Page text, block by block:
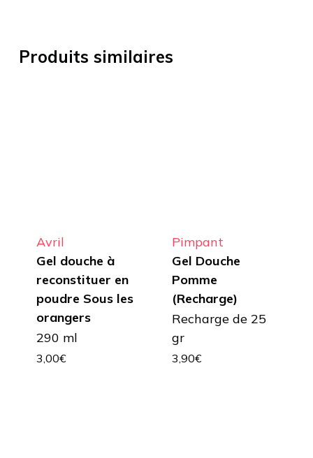
Produits similaires
Avril
Gel douche à
reconstituer en
poudre Sous les
orangers
290 ml
3,00€
Pimpant
Gel Douche
Pomme
(Recharge)
Recharge de 25
gr
3,90€